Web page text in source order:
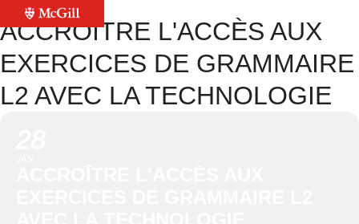
ACCROÎTRE L'ACCÈS AUX
EXERCICES DE GRAMMAIRE
L2 AVEC LA TECHNOLOGIE